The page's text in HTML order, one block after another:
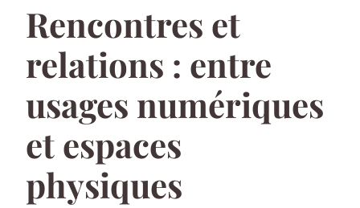
Rencontres et
relations : entre
usages numériques
et espaces
physiques